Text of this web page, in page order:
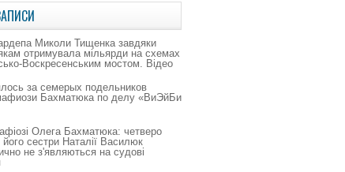
Миколи Тищенка завдяки
отримувала мільярди на схемах
Воскресенським мостом. Відео
за семерых подельников
Бахматюка по делу «ВиЭйБи
Олега Бахматюка: четверо
його сестри Наталії Василюк
не з'являються на судові